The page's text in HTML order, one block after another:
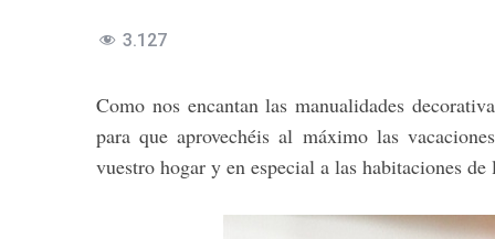
3.127
Como nos encantan las manualidades
para que aprovechéis al máximo las
vuestro hogar y en especial a las habitaciones de